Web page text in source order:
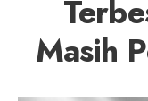
Masih